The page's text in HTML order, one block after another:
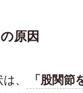
原因
、
「股関節